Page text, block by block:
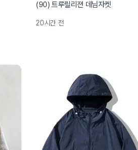
(90) 트루릴리젼 데님자켓
20시간 전